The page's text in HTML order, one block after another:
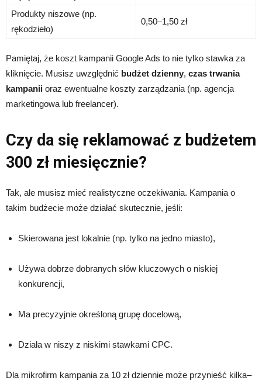
Produkty niszowe (np.
rękodzieło)
0,50–1,50 zł
Pamiętaj, że koszt kampanii Google Ads to nie tylko stawka za
kliknięcie. Musisz uwzględnić budżet dzienny, czas trwania
kampanii oraz ewentualne koszty zarządzania (np. agencja
marketingowa lub freelancer).
Czy da się reklamować z budżetem
300 zł miesięcznie?
Tak, ale musisz mieć realistyczne oczekiwania. Kampania o
takim budżecie może działać skutecznie, jeśli:
Skierowana jest lokalnie (np. tylko na jedno miasto),
Używa dobrze dobranych słów kluczowych o niskiej
konkurencji,
Ma precyzyjnie określoną grupę docelową,
Działa w niszy z niskimi stawkami CPC.
Dla mikrofirm kampania za 10 zł dziennie może przynieść kilka–